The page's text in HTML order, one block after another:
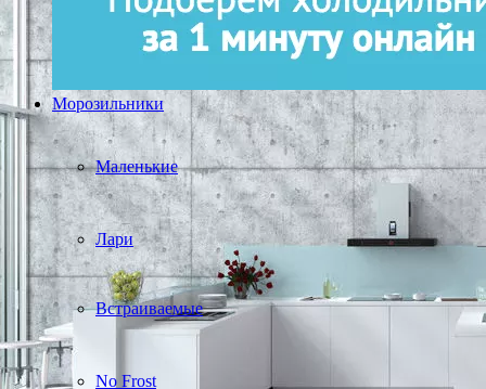
Морозильники
Маленькие
Лари
Встраиваемые
No Frost